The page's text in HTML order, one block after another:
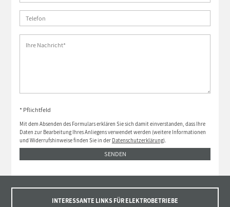
* Pflichtfeld
Mit dem Absenden des Formulars erklären Sie sich damit einverstanden, dass Ihre
Daten zur Bearbeitung Ihres Anliegens verwendet werden (weitere Informationen
und Widerrufshinweise finden Sie in der Datenschutzerklärung).
SENDEN
INTERESSANTE LINKS FÜR ELEKTROBETRIEBE